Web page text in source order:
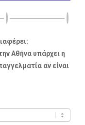
Αθήνα υπάρχει η
αν είναι